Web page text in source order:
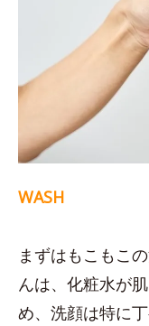
WASH
まずはもこもこ
んは、化粧水が
め、洗顔は特に